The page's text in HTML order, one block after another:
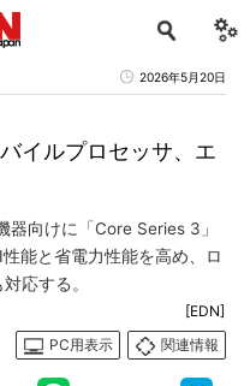
2026年5月20日
イルプロセッサ、エ
向けに「Core Series 3」
能と省電力性能を高め、ロ
応する。
[EDN]
PC用表示
関連情報